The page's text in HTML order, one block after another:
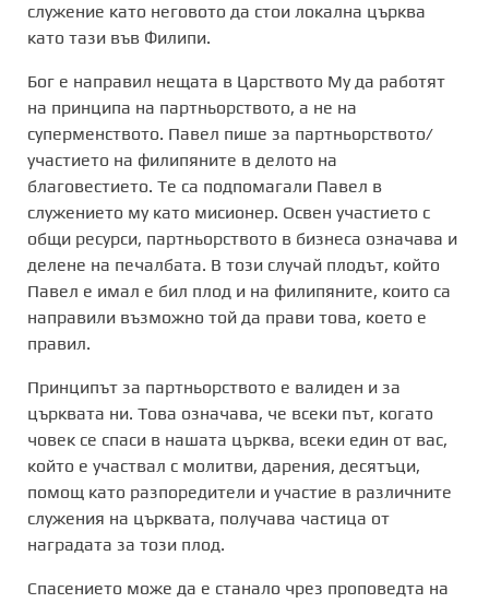
служение като неговото да стои локална църква
като тази във Филипи.
Бог е направил нещата в Царството Му да работят
на принципа на партньорството, а не на
суперменството. Павел пише за партньорството/
участието на филипяните в делото на
благовестието. Те са подпомагали Павел в
служението му като мисионер. Освен участието с
общи ресурси, партньорството в бизнеса означава и
делене на печалбата. В този случай плодът, който
Павел е имал е бил плод и на филипяните, които са
направили възможно той да прави това, което е
правил.
Принципът за партньорството е валиден и за
църквата ни. Това означава, че всеки път, когато
човек се спаси в нашата църква, всеки един от вас,
който е участвал с молитви, дарения, десятъци,
помощ като разпоредители и участие в различните
служения на църквата, получава частица от
наградата за този плод.
Спасението може да е станало чрез проповедта на